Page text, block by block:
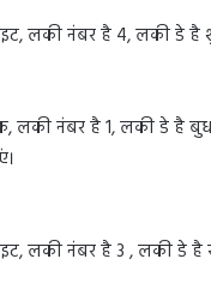
लकी नंबर है 4, लकी डे
नंबर है 1, लकी डे है
लकी नंबर है 3 , लकी डे है